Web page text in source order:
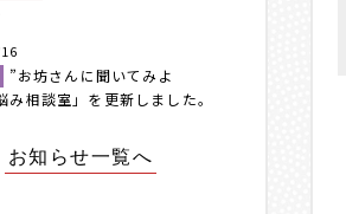
”お坊さんに聞いてみよ
み相談室」を更新しました。
お知らせ一覧へ